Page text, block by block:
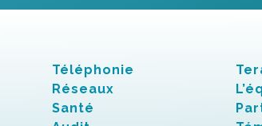
Téléphonie
Réseaux
Santé